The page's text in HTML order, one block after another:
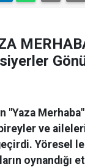
"Yaza
ve
Yöresel
oynandığı